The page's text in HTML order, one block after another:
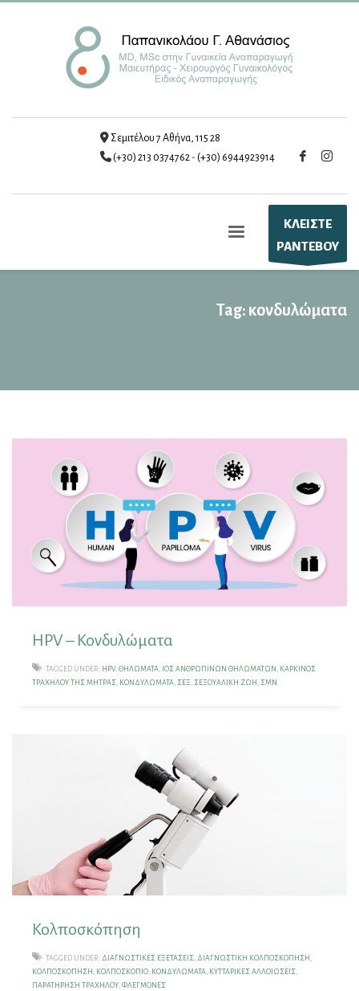
Σεμιτέλου 7 Αθήνα, 115 28
(+30) 213 0374762 - (+30) 6944923914
ΚΛΕΙΣΤΕ
ΡΑΝΤΕΒΟΥ
Tag: κονδυλώματα
ΗPV – Κονδυλώματα
TAGGED UNDER: HPV, ΘΗΛΏΜΑΤΑ, ΙΌΣ ΑΝΘΡΩΠΊΝΩΝ ΘΗΛΩΜΆΤΩΝ , ΚΑΡΚΊΝΟΣ
ΤΡΑΧΉΛΟΥ ΤΗΣ ΜΉΤΡΑΣ, ΚΟΝΔΥΛΏΜΑΤΑ, ΣΕΞ , ΣΕΞΟΥΑΛΙΚΉ ΖΩΉ , ΣΜΝ
Κολποσκόπηση
TAGGED UNDER: ΔΙΑΓΝΩΣΤΙΚΈΣ ΕΞΕΤΆΣΕΙΣ, ΔΙΑΓΝΩΣΤΙΚΉ ΚΟΛΠΟΣΚΌΠΗΣΗ ,
ΚΟΛΠΟΣΚΌΠΗΣΗ , ΚΟΛΠΟΣΚΌΠΙΟ, ΚΟΝΔΥΛΏΜΑΤΑ, ΚΥΤΤΑΡΙΚΈΣ ΑΛΛΟΙΏΣΕΙΣ,
ΠΑΡΑΤΉΡΗΣΗ ΤΡΑΧΉΛΟΥ, ΦΛΕΓΜΟΝΈΣ